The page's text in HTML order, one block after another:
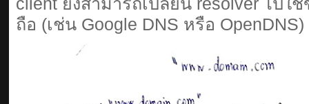
ถือ (เช่น Google DNS หรือ OpenDNS)